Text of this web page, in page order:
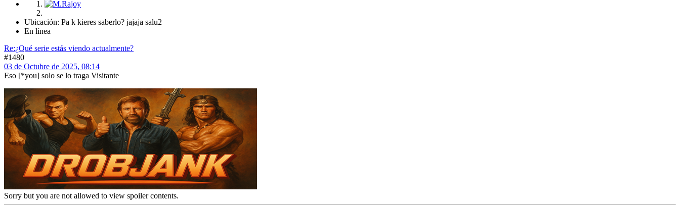
Ubicación: Pa k kieres saberlo? jajaja salu2
En línea
Re:¿Qué serie estás viendo actualmente?
#1480
03 de Octubre de 2025, 08:14
Eso [*you] solo se lo traga Visitante
Sorry but you are not allowed to view spoiler contents.